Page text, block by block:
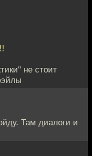
не стоит
Там диалоги и